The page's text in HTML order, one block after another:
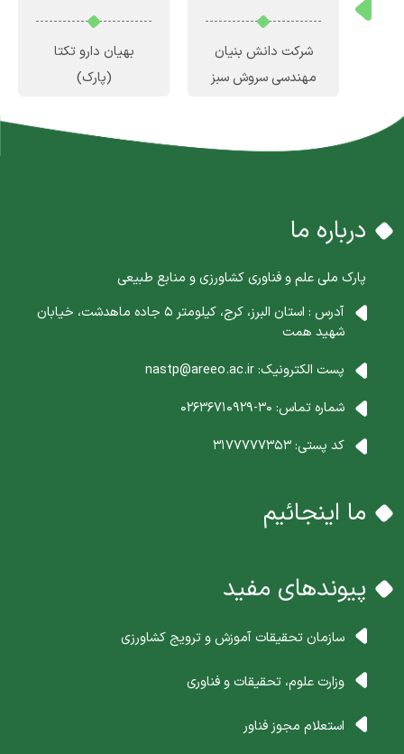
شرکت دانش بنیان
مهندسی سروش سبز
بهیان دارو تکتا
(پارک)
درباره ما
پارک ملی علم و فناوری کشاورزی و منابع طبیعی
آدرس : استان البرز، کرج، کیلومتر 5 جاده ماهدشت، خیابان
شهید همت
پست الکترونیک:nastp@areeo.ac.ir
شماره تماس: 30-02636710929
کد پستی:3177777353
ما اینجائیم
پیوندهای مفید
سازمان تحقیقات آموزش و ترویج کشاورزی
وزارت علوم، تحقیقات و فناوری
استعلام مجوز فناور